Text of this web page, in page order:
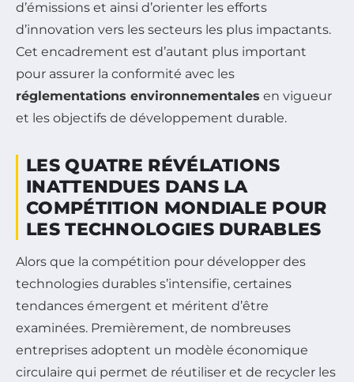
d’émissions et ainsi d’orienter les efforts
d’innovation vers les secteurs les plus impactants.
Cet encadrement est d’autant plus important
pour assurer la conformité avec les
réglementations environnementales en vigueur
et les objectifs de développement durable.
LES QUATRE RÉVÉLATIONS
INATTENDUES DANS LA
COMPÉTITION MONDIALE POUR
LES TECHNOLOGIES DURABLES
Alors que la compétition pour développer des
technologies durables s’intensifie, certaines
tendances émergent et méritent d’être
examinées. Premièrement, de nombreuses
entreprises adoptent un modèle économique
circulaire qui permet de réutiliser et de recycler les